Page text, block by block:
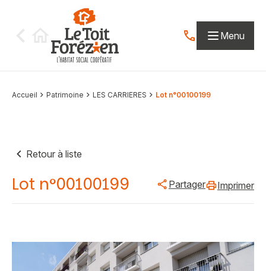
Contactez-nous
Menu
Accueil Patrimoine LES CARRIERES Lot n°00100199
Retour à liste
Lot n°00100199 Partager Imprimer